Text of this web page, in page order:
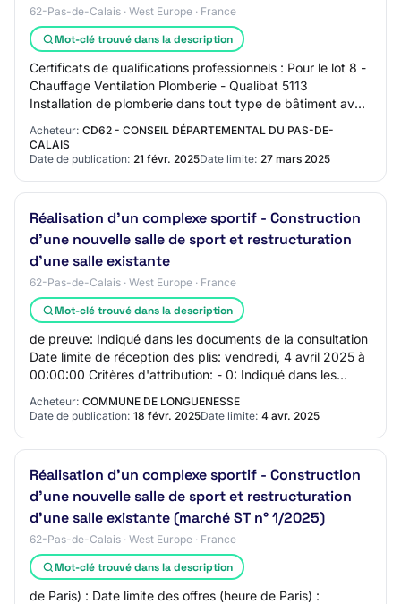
62-Pas-de-Calais · West Europe · France
Mot-clé trouvé dans la description
Certificats de qualifications professionnels : Pour le lot 8 -
Chauffage Ventilation Plomberie - Qualibat 5113
Installation de plomberie dans tout type de bâtiment avec
surpresseur - Qualibat 5213 In…
Acheteur: CD62 - CONSEIL DÉPARTEMENTAL DU PAS-DE-
CALAIS
Date de publication: 21 févr. 2025Date limite: 27 mars 2025
Réalisation d'un complexe sportif - Construction
d'une nouvelle salle de sport et restructuration
d'une salle existante
62-Pas-de-Calais · West Europe · France
Mot-clé trouvé dans la description
de preuve: Indiqué dans les documents de la consultation
Date limite de réception des plis: vendredi, 4 avril 2025 à
00:00:00 Critères d'attribution: - 0: Indiqué dans les
Acheteur: COMMUNE DE LONGUENESSE
Date de publication: 18 févr. 2025Date limite: 4 avr. 2025
Réalisation d'un complexe sportif - Construction
d'une nouvelle salle de sport et restructuration
d'une salle existante (marché ST n° 1/2025)
62-Pas-de-Calais · West Europe · France
Mot-clé trouvé dans la description
de Paris) : Date limite des offres (heure de Paris) :